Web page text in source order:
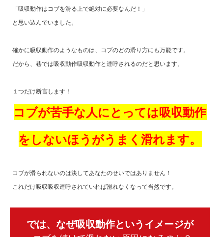
「吸収動作はコブを滑る上で絶対に必要なんだ！」
と思い込んでいました。
確かに吸収動作のようなものは、コブのどの滑り方にも万能です。
だから、巷では吸収動作吸収動作と連呼されるのだと思います。
１つだけ断言します！
コブが苦手な人にとっては吸収動作
をしないほうがうまく滑れます。
コブが滑られないのは決してあなたのせいではありません！
これだけ吸収吸収連呼されていれば滑れなくなって当然です。
では、なぜ吸収動作というイメージが